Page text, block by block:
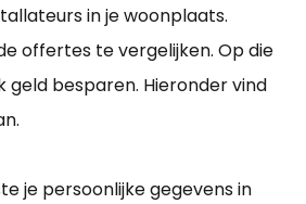
in je woonplaats.
offertes te vergelijken. Op die
geld besparen. Hieronder vind
je persoonlijke gegevens in